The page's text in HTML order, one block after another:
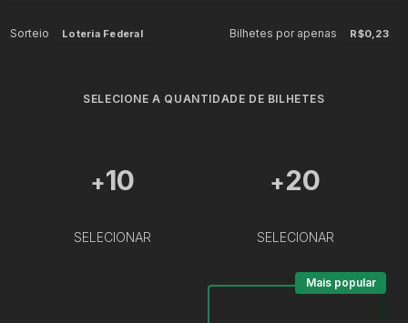
Sorteio Loteria Federal Bilhetes por apenas R$0,23
SELECIONE A QUANTIDADE DE BILHETES
+10
SELECIONAR
+20
SELECIONAR
Mais popular